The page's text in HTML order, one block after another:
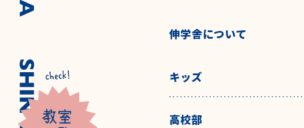
伸学舎について
キッズ
高校部